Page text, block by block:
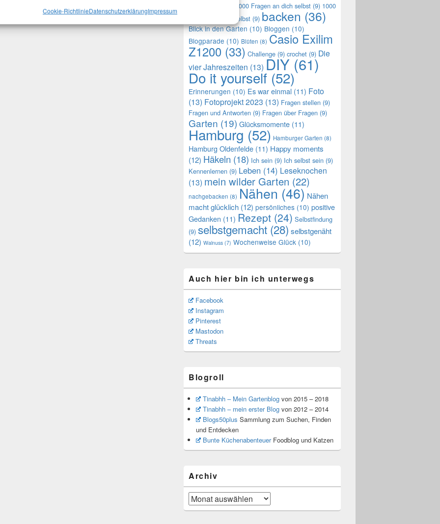
Cookie-RichtlinieDatenschutzerklärungImpressum
1000 Fragen an dich selbst (9) 1000
Fragen an mich selbst (9) backen (36)
Blick in den Garten (10) Bloggen (10)
Blogparade (10) Blüten (8) Casio Exilim
Z1200 (33) Challenge (9) crochet (9) Die
vier Jahreszeiten (13) DIY(61)
Do it yourself (52)
Erinnerungen (10) Es war einmal (11) Foto
(13) Fotoprojekt 2023 (13) Fragen stellen (9)
Fragen und Antworten (9) Fragen über Fragen (9)
Garten (19) Glücksmomente (11)
Hamburg (52) Hamburger Garten (8)
Hamburg Oldenfelde (11) Happy moments
(12) Häkeln (18) Ich sein (9) Ich selbst sein (9)
Kennenlernen (9) Leben (14) Leseknochen
(13) mein wilder Garten (22)
nachgebacken (8) Nähen (46) Nähen
macht glücklich (12) persönliches (10) positive
Gedanken (11) Rezept (24) Selbstfindung
(9) selbstgemacht (28) selbstgenäht
(12) Walnuss (7) Wochenweise Glück (10)
Auch hier bin ich unterwegs
Facebook
Instagram
Pinterest
Mastodon
Threats
Blogroll
Tinabhh – Mein Gartenblogvon 2015 – 2018
Tinabhh – mein erster Blogvon 2012 – 2014
Blogs50plus Sammlung zum Suchen, Finden
und Entdecken
Bunte KüchenabenteuerFoodblog und Katzen
Archiv
Archiv